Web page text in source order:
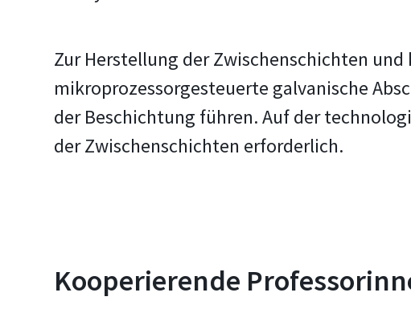
Zur Herstellung der Zwischenschichten
mikroprozessorgesteuerte galvanische
der Beschichtung führen. Auf der
der Zwischenschichten erforderlich.
Kooperierende